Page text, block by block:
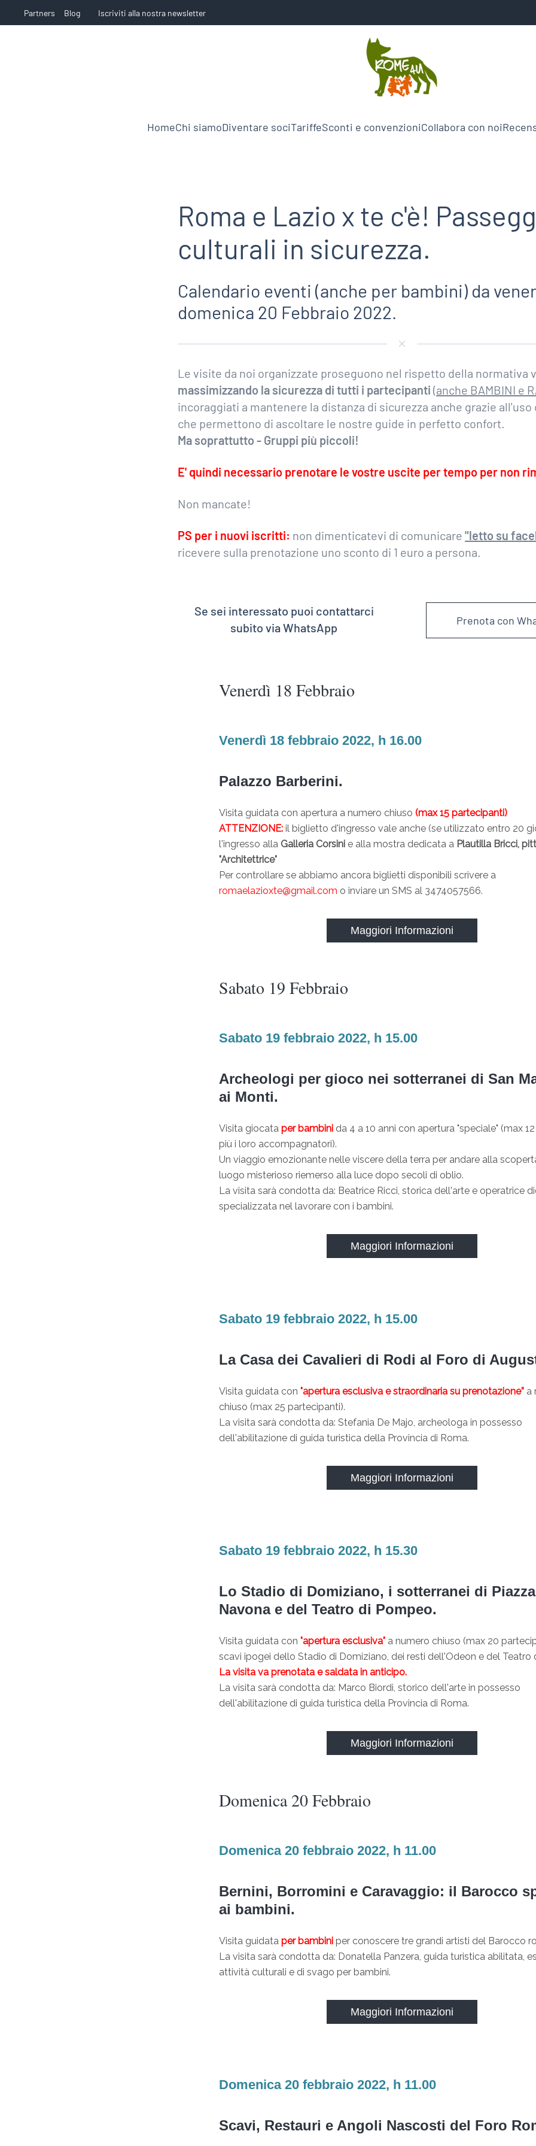
Partners Blog Iscriviti alla nostra newsletter
HomeChi siamoDiventare sociTariffeSconti e convenzioniCollabora con noi
Roma e Lazio x te c'è!
culturali in sicurezza.
Calendario eventi (anche per bambini) da
domenica 20 Febbraio 2022.
Le visite da noi organizzate proseguono nel rispetto della normativa
massimizzando la sicurezza di tutti i partecipanti (anche BAMBINI e
incoraggiati a mantenere la distanza di sicurezza anche grazie
che permettono di ascoltare le nostre guide in perfetto confort.
Ma soprattutto - Gruppi più piccoli!
E' quindi necessario prenotare le vostre uscite per tempo per non
Non mancate!
PS per i nuovi iscritti: non dimenticatevi di comunicare "letto su
ricevere sulla prenotazione uno sconto di 1 euro a persona.
Se sei interessato puoi contattarci
subito via WhatsApp
Prenota con
Venerdì 18 Febbraio
Venerdì 18 febbraio 2022, h 16.00
Palazzo Barberini.
Visita guidata con apertura a numero chiuso (max 15 partecipanti)
ATTENZIONE: il biglietto d'ingresso vale anche (se utilizzato entro 20
l'ingresso alla Galleria Corsini e alla mostra dedicata a Plautilla Bricci,
"Architettrice"
Per controllare se abbiamo ancora biglietti disponibili scrivere a
romaelazioxte@gmail.com o inviare un SMS al 3474057566.
Maggiori Informazioni
Sabato 19 Febbraio
Sabato 19 febbraio 2022, h 15.00
Archeologi per gioco nei sotterranei di San
ai Monti.
Visita giocata per bambini da 4 a 10 anni con apertura "speciale" (max
più i loro accompagnatori).
Un viaggio emozionante nelle viscere della terra per andare alla
luogo misterioso riemerso alla luce dopo secoli di oblio.
La visita sarà condotta da: Beatrice Ricci, storica dell'arte e operatrice
specializzata nel lavorare con i bambini.
Maggiori Informazioni
Sabato 19 febbraio 2022, h 15.00
La Casa dei Cavalieri di Rodi al Foro di
Visita guidata con "apertura esclusiva e straordinaria su prenotazione” a
chiuso (max 25 partecipanti).
La visita sarà condotta da: Stefania De Majo, archeologa in possesso
dell'abilitazione di guida turistica della Provincia di Roma.
Maggiori Informazioni
Sabato 19 febbraio 2022, h 15.30
Lo Stadio di Domiziano, i sotterranei di Piazza
Navona e del Teatro di Pompeo.
Visita guidata con "apertura esclusiva" a numero chiuso (max 20
scavi ipogei dello Stadio di Domiziano, dei resti dell'Odeon e del Teatro
La visita va prenotata e saldata in anticipo.
La visita sarà condotta da: Marco Biordi, storico dell'arte in possesso
dell'abilitazione di guida turistica della Provincia di Roma.
Maggiori Informazioni
Domenica 20 Febbraio
Domenica 20 febbraio 2022, h 11.00
Bernini, Borromini e Caravaggio: il Barocco
ai bambini.
Visita guidata per bambini per conoscere tre grandi artisti del Barocco
La visita sarà condotta da: Donatella Panzera, guida turistica abilitata,
attività culturali e di svago per bambini.
Maggiori Informazioni
Domenica 20 febbraio 2022, h 11.00
Scavi, Restauri e Angoli Nascosti del Foro